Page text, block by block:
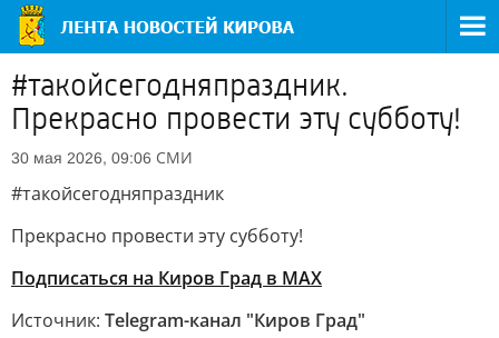
#такойсегодняпраздник.
Прекрасно провести эту субботу!
30 мая 2026, 09:06 СМИ
#такойсегодняпраздник
Прекрасно провести эту субботу!
Подписаться на Киров Град в МАХ
Источник: Telegram-канал "Киров Град"